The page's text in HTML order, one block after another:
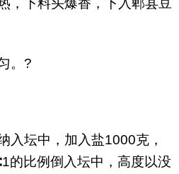
，下料头爆香，下入郫县豆
。?
入坛中，加入盐1000克，
的比例倒入坛中，高度以没